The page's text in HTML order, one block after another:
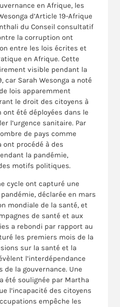
en Afrique, les
d’Article 19-Afrique
du Conseil consultatif
la corruption ont
entre les lois écrites et
en Afrique. Cette
visible pendant la
car Sarah Wesonga a noté
lois apparemment
le droit des citoyens à
ont été déployées dans le
l’urgence sanitaire. Par
de pays comme
ont procédé à des
la pandémie,
motifs politiques.
cycle ont capturé une
déclarée en mars
mondiale de la santé, et
de santé et aux
a rebondi par rapport au
les premiers mois de la
sur la santé et la
l’interdépendance
la gouvernance. Une
été soulignée par Martha
l’incapacité des citoyens
empêche les